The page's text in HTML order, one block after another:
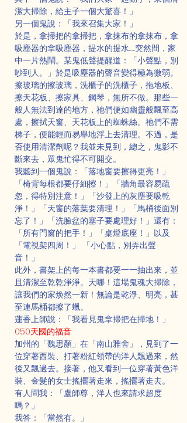
潔大掃除，給主子一個大驚喜！」
另一個鬼說：「我來召集大家！」
於是，拿掃把的拿掃把，拿抹布的拿抹布，拿
吸塵器的拿吸塵器，提水的提水……突然間，家
中一片熱鬧。某鬼低聲提醒道：「小聲點，別
吵到人。」於是吸塵器的聲音變得極為微弱。
擦玻璃的擦玻璃，洗櫃子的洗櫃子，拖地板、
擦天花板、擦家具、鋼琴，無所不做。那些一
般人無法到達的地方，祂們便如幽靈般飄至高
處，擦拭天窗、天花板上的蜘蛛絲。祂們不需
梯子，便能輕而易舉地浮上去清理。不過，是
否使用清潔劑呢？我並未見到，總之，鬼影不
斷來去，眾鬼忙得不可開交。
我聽到一個鬼說：「落地窗要擦得更亮！」
「椅背每根都要仔細擦！」「牆角最容易疏
忽，得特別注意！」「沙發上的灰塵要吸乾
淨！」「天窗的落葉要清理！」「馬桶後面別
忘了！」「洗臉盆的塞子要處理好！」還有：
「所有門窗的把手！」「桌燈底座！」以及
「電視架四周！」 「小心點，別弄出聲
音！」
此外，書架上的每一本書都要一一抽出來，並
且清潔至乾乾淨淨。天哪！這場鬼魂大掃除，
讓我們的家焕然一新！無論是乾淨、明亮，甚
至連馬桶都擦了蠟。
蓮香上師說：「我看見鬼拿掃把在掃地！」
050天國的福音
加州的「魏思顏」在「南山雅舍」，見到了一
位穿著西裝、打著粉紅領帶的洋人飄過來，然
後又飄過去。接著，他又看到一位穿著黃色洋
裝、金髮的女士搖擺著走來，搖擺著走去。
有人問我：「盧師尊，洋人也來請求超度
嗎？」
我答：「當然有。」